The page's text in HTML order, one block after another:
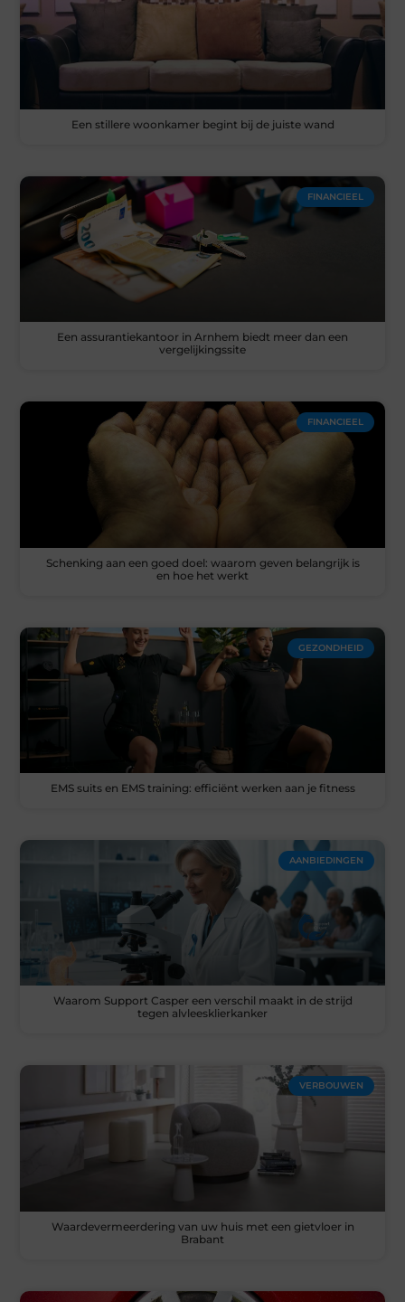
Een stillere woonkamer begint bij de juiste wand
FINANCIEEL
Een assurantiekantoor in Arnhem biedt meer dan een
vergelijkingssite
FINANCIEEL
Schenking aan een goed doel: waarom geven belangrijk is
en hoe het werkt
GEZONDHEID
EMS suits en EMS training: efficiënt werken aan je fitness
AANBIEDINGEN
Waarom Support Casper een verschil maakt in de strijd
tegen alvleesklierkanker
VERBOUWEN
Waardevermeerdering van uw huis met een gietvloer in
Brabant